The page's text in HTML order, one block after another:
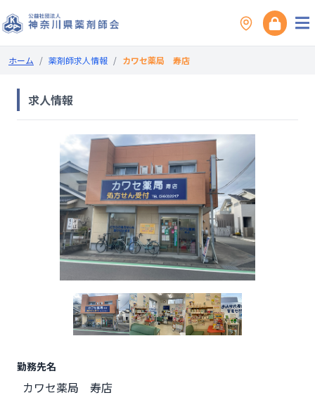
ホーム / 薬剤師求人情報 / カワセ薬局 寿店
求人情報
勤務先名
カワセ薬局 寿店